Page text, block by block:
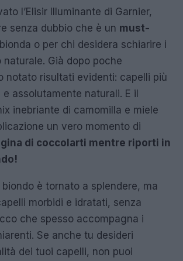
l’Elisir Illuminante di Garnier,
senza dubbio che è un must-
o per chi desidera schiarire i
naturale. Già dopo poche
notato risultati evidenti: capelli più
assolutamente naturali. E il
inebriante di camomilla e miele
un vero momento di
di coccolarti mentre riporti in
è tornato a splendere, ma
morbidi e idratati, senza
che spesso accompagna i
Se anche tu desideri
dei tuoi capelli, non puoi